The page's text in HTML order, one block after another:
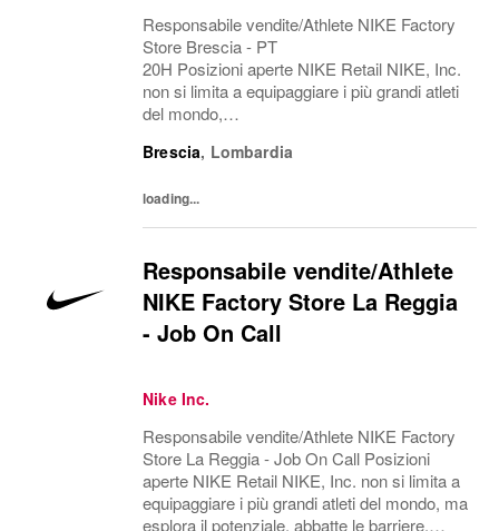
Responsabile vendite/Athlete NIKE Factory
Store Brescia - PT
20H Posizioni aperte NIKE Retail NIKE, Inc.
non si limita a equipaggiare i più grandi atleti
del mondo,
iscrive i confini del possibile. L'azienda è
Brescia, Lombardia
loading...
Responsabile vendite/Athlete
NIKE Factory Store La Reggia
- Job On Call
Nike Inc.
Responsabile vendite/Athlete NIKE Factory
Store La Reggia - Job On Call Posizioni
aperte NIKE Retail NIKE, Inc. non si limita a
equipaggiare i più grandi atleti del mondo, ma
esplora il potenziale, abbatte le barriere,